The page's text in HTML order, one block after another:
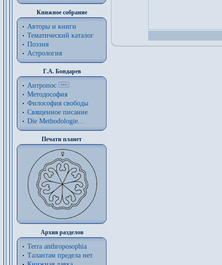
Книжное собрание
Авторы и книги
Тематический каталог
Поэзия
Астрология
Г.А. Бондарев
Антропос
Методософия
Философия cвободы
Священное писание
Die Methodologie...
Печати планет
Архив разделов
Terra anthroposophia
Талантам предела нет